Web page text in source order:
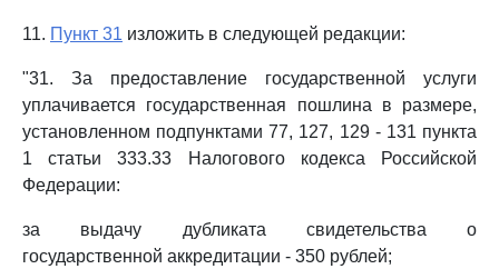
11. Пункт 31 изложить в следующей редакции:
"31. За предоставление государственной услуги
уплачивается государственная пошлина в размере,
установленном подпунктами 77, 127, 129 - 131 пункта
1 статьи 333.33 Налогового кодекса Российской
Федерации:
за выдачу дубликата свидетельства о
государственной аккредитации - 350 рублей;